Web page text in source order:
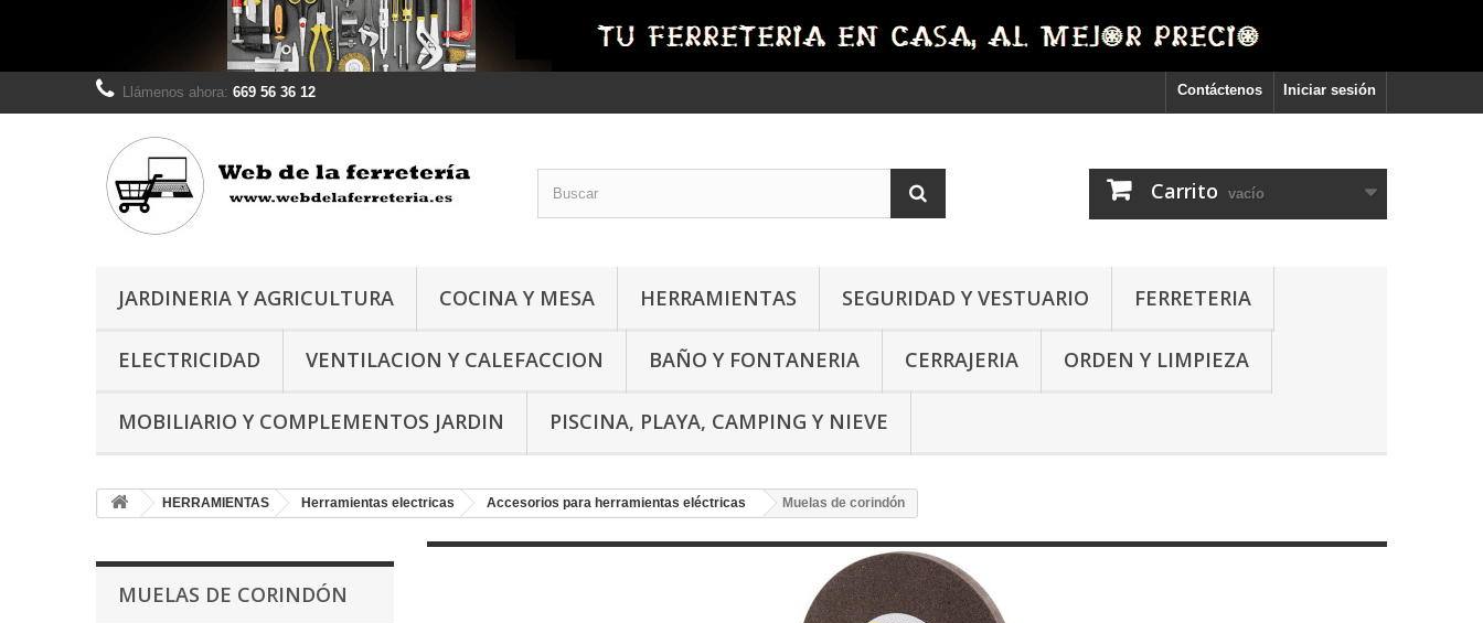
Iniciar sesión
Contáctenos
Llámenos ahora: 669 56 36 12
Carrito vacío
JARDINERIA Y AGRICULTURA COCINA Y MESA HERRAMIENTAS SEGURIDAD Y VESTUARIO FERRETERIA
ELECTRICIDAD VENTILACION Y CALEFACCION BAÑO Y FONTANERIA CERRAJERIA ORDEN Y LIMPIEZA
MOBILIARIO Y COMPLEMENTOS JARDIN PISCINA, PLAYA, CAMPING Y NIEVE
HERRAMIENTAS Herramientas electricas Accesorios para herramientas eléctricas Muelas de corindón
MUELAS DE CORINDÓN